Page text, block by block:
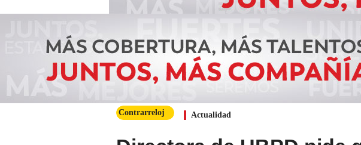
Contrarreloj Actualidad